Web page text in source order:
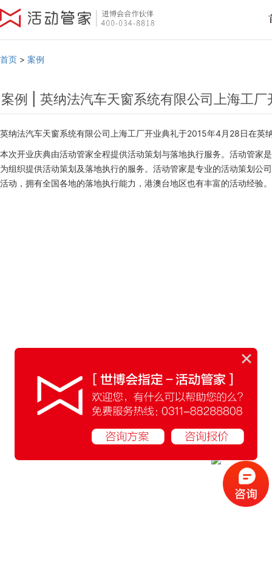
首页 > 案例
案例 | 英纳法汽车天窗系统有限公司上海工厂
英纳法汽车天窗系统有限公司上海工厂开业典礼于2015年4月28日在英
本次开业庆典由活动管家全程提供活动策划与落地执行服务。活动管
为组织提供活动策划及落地执行的服务。活动管家是专业的活动策划公
活动，拥有全国各地的落地执行能力，港澳台地区也有丰富的活动经验。